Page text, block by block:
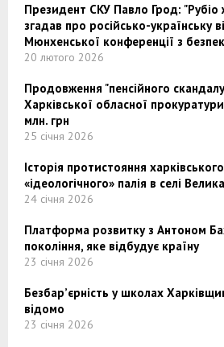
Президент СКУ Павло Грод: "Рубіо
згадав про російсько-українську
Мюнхенської конференції з
20 лютого 2026
Продовження "пенсійного
Харківської обласної
млн. грн
25 січня 2026
Історія протистояння
«ідеологічного» палія в селі
24 січня 2026
Платформа розвитку з Антоном
покоління, яке відбудує країну
23 січня 2026
Безбар’єрність у школах
відомо
23 січня 2026